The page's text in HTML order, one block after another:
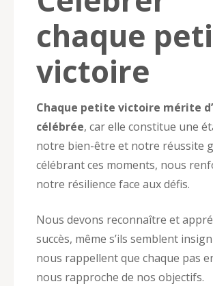
chaque
victoire
Chaque petite victoire mérite
célébrée, car elle constitue une
notre bien-être et notre réussite
célébrant ces moments, nous
notre résilience face aux défis.
Nous devons reconnaître et
succès, même s’ils semblent
nous rappellent que chaque pas
nous rapproche de nos objectifs.